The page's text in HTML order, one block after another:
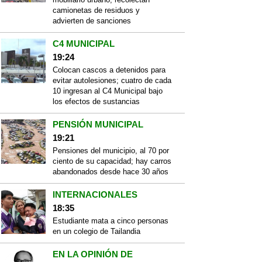
camionetas de residuos y
advierten de sanciones
C4 MUNICIPAL
19:24
Colocan cascos a detenidos para
evitar autolesiones; cuatro de cada
10 ingresan al C4 Municipal bajo
los efectos de sustancias
PENSIÓN MUNICIPAL
19:21
Pensiones del municipio, al 70 por
ciento de su capacidad; hay carros
abandonados desde hace 30 años
INTERNACIONALES
18:35
Estudiante mata a cinco personas
en un colegio de Tailandia
EN LA OPINIÓN DE